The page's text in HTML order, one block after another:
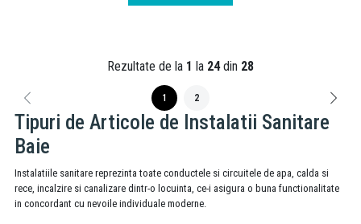
Rezultate de la 1 la 24din 28
1 2
Tipuri de Articole de Instalatii Sanitare
Baie
Instalatiile sanitare reprezinta toate conductele si circuitele de apa, calda si
rece, incalzire si canalizare dintr-o locuinta, ce-i asigura o buna functionalitate
in concordant cu nevoile individuale moderne.